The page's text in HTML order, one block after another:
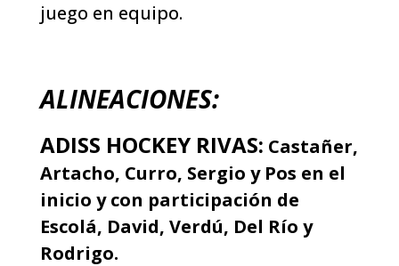
juego en equipo.
ALINEACIONES:
ADISS HOCKEY RIVAS: Castañer,
Artacho, Curro, Sergio y Pos en el
inicio y con participación de
Escolá, David, Verdú, Del Río y
Rodrigo.